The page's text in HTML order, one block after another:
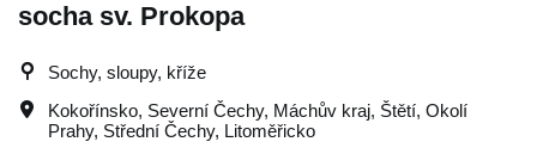
socha sv. Prokopa
Sochy, sloupy, kříže
Kokořínsko, Severní Čechy, Máchův kraj, Štětí, Okolí
Prahy, Střední Čechy, Litoměřicko